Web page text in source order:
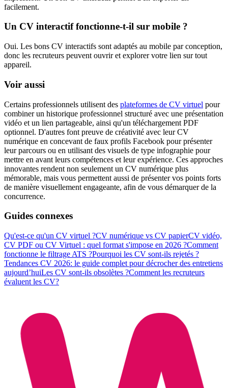
facilement.
Un CV interactif fonctionne-t-il sur mobile ?
Oui. Les bons CV interactifs sont adaptés au mobile par conception,
donc les recruteurs peuvent ouvrir et explorer votre lien sur tout
appareil.
Voir aussi
Certains professionnels utilisent des plateformes de CV virtuel pour
combiner un historique professionnel structuré avec une présentation
vidéo et un lien partageable, ainsi qu'un téléchargement PDF
optionnel. D'autres font preuve de créativité avec leur CV
numérique en concevant de faux profils Facebook pour présenter
leur parcours ou en utilisant des visuels de type infographie pour
mettre en avant leurs compétences et leur expérience. Ces approches
innovantes rendent non seulement un CV numérique plus
mémorable, mais vous permettent aussi de présenter vos points forts
de manière visuellement engageante, afin de vous démarquer de la
concurrence.
Guides connexes
Qu'est-ce qu'un CV virtuel ?CV numérique vs CV papierCV vidéo,
CV PDF ou CV Virtuel : quel format s'impose en 2026 ?Comment
fonctionne le filtrage ATS ?Pourquoi les CV sont-ils rejetés ?
Tendances CV 2026: le guide complet pour décrocher des entretiens
aujourd’huiLes CV sont-ils obsolètes ?Comment les recruteurs
évaluent les CV?